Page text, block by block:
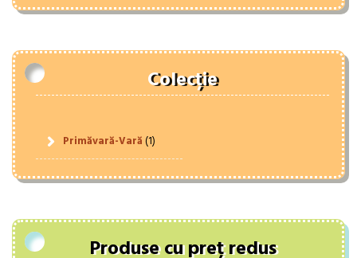
Colecție
Primăvară-Vară(1)
Produse cu preț redus